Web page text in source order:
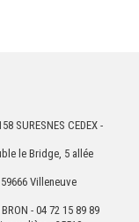
SURESNES CEDEX -
le Bridge, 5 allée
Villeneuve
- 04 72 15 89 89